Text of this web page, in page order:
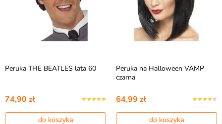
Peruka THE BEATLES lata 60
74,90 zł
do koszyka
Peruka na Halloween VAMP
czarna
64,99 zł
do koszyka